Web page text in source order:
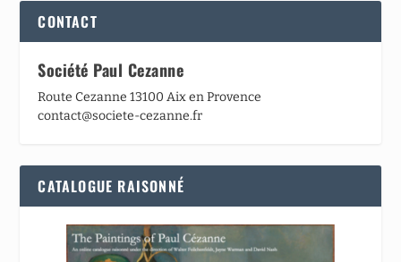
CONTACT
Société Paul Cezanne
Route Cezanne 13100 Aix en Provence
contact@societe-cezanne.fr
CATALOGUE RAISONNÉ